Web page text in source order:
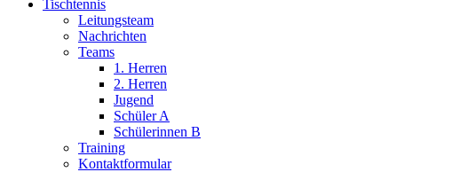
Tischtennis
Leitungsteam
Nachrichten
Teams
1. Herren
2. Herren
Jugend
Schüler A
Schülerinnen B
Training
Kontaktformular